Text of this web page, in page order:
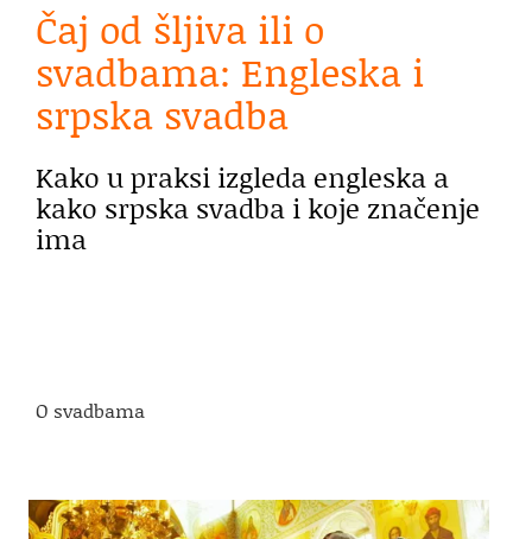
Čaj od šljiva ili o
svadbama: Engleska i
srpska svadba
Kako u praksi izgleda engleska a
kako srpska svadba i koje značenje
ima
O svadbama